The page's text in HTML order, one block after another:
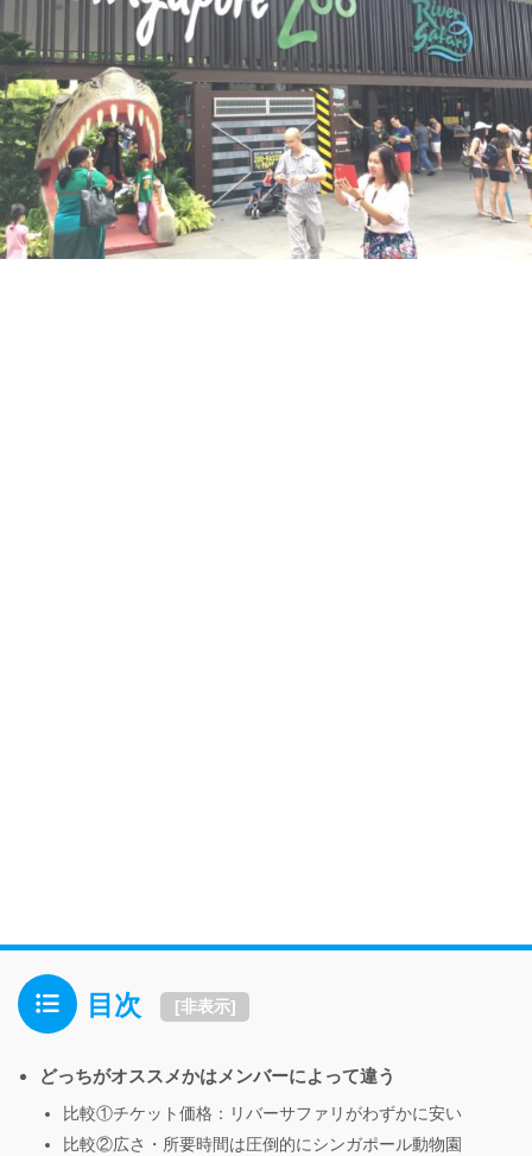
目次 [非表示]
どっちがオススメかはメンバーによって違う
比較①チケット価格：リバーサファリがわずかに安い
比較②広さ・所要時間は圧倒的にシンガポール動物園